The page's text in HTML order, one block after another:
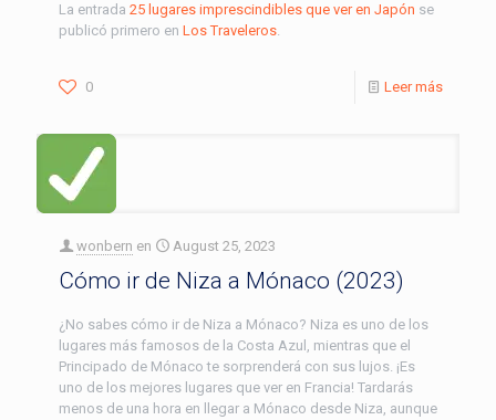
La entrada 25 lugares imprescindibles que ver en Japón se
publicó primero en Los Traveleros.
0 Leer más
wonbern en August 25, 2023
Cómo ir de Niza a Mónaco (2023)
¿No sabes cómo ir de Niza a Mónaco? Niza es uno de los
lugares más famosos de la Costa Azul, mientras que el
Principado de Mónaco te sorprenderá con sus lujos. ¡Es
uno de los mejores lugares que ver en Francia! Tardarás
menos de una hora en llegar a Mónaco desde Niza, aunque